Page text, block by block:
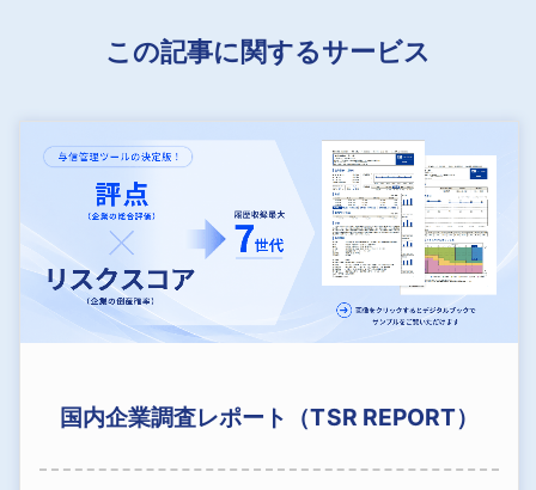
この記事に関するサービス
国内企業調査レポート（TSR REPORT）